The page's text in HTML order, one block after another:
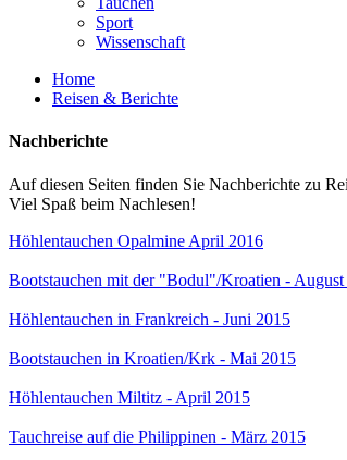
Sport
Wissenschaft
Home
Reisen & Berichte
Nachberichte
Auf diesen Seiten finden Sie Nachberichte zu
Viel Spaß beim Nachlesen!
Höhlentauchen Opalmine April 2016
Bootstauchen mit der "Bodul"/Kroatien - August
Höhlentauchen in Frankreich - Juni 2015
Bootstauchen in Kroatien/Krk - Mai 2015
Höhlentauchen Miltitz - April 2015
Tauchreise auf die Philippinen - März 2015